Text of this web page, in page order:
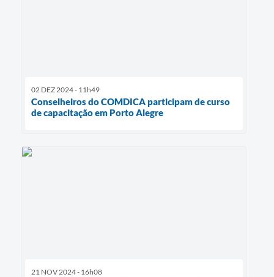
02 DEZ 2024 - 11h49
Conselheiros do COMDICA participam de curso
de capacitação em Porto Alegre
21 NOV 2024 - 16h08